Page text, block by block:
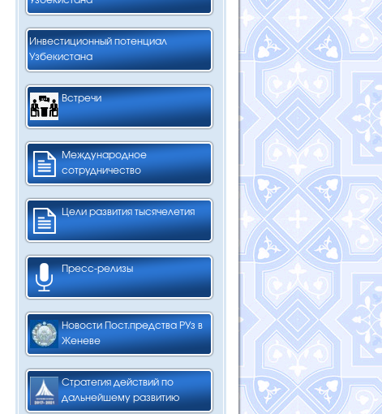
Инвестиционный потенциал
Узбекистана
Встречи
Международное
сотрудничество
Цели развития тысячелетия
Пресс-релизы
Новости Пост.предства РУз в
Женеве
Стратегия действий по
дальнейшему развитию